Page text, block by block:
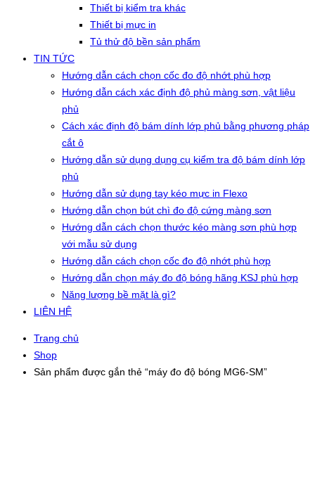
Thiết bị kiểm tra khác
Thiết bị mực in
Tủ thử độ bền sản phẩm
TIN TỨC
Hướng dẫn cách chọn cốc đo độ nhớt phù hợp
Hướng dẫn cách xác định độ phủ màng sơn, vật liệu
phủ
Cách xác định độ bám dính lớp phủ bằng phương pháp
cắt ô
Hướng dẫn sử dụng dụng cụ kiểm tra độ bám dính lớp
phủ
Hướng dẫn sử dụng tay kéo mực in Flexo
Hướng dẫn chọn bút chì đo độ cứng màng sơn
Hướng dẫn cách chọn thước kéo màng sơn phù hợp
với mẫu sử dụng
Hướng dẫn cách chọn cốc đo độ nhớt phù hợp
Hướng dẫn chọn máy đo độ bóng hãng KSJ phù hợp
Năng lượng bề mặt là gì?
LIÊN HỆ
Trang chủ
Shop
Sản phẩm được gắn thẻ “máy đo độ bóng MG6-SM”